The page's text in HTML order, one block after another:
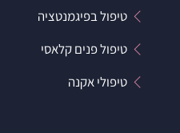
טיפול בפיגמנטציה
טיפול פנים קלאסי
טיפולי אקנה